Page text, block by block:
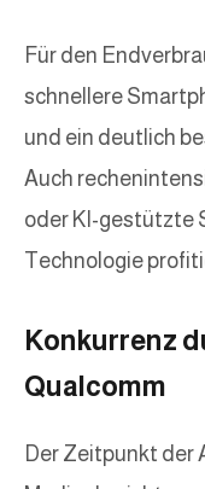
Für den
schnellere
und ein deutlich
Auch
oder KI-gestützte
Technologie
Konkurrenz
Qualcomm
Der Zeitpunkt der